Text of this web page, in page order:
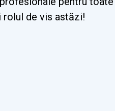
de vis astăzi!